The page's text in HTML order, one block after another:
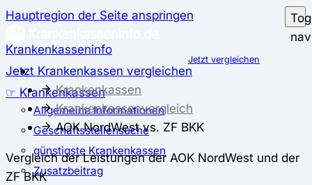
Hauptregion der Seite anspringen
Krankenkasseninfo
Jetzt Krankenkassen vergleichen
☞ Krankenkassen
Allgemeine Informationen
Geschäftsstellensuche
günstigste Krankenkassen
Zusatzbeitrag
Jetzt vergleichen
Krankenkassen
Krankenkassenvergleich
AOK NordWest vs. ZF BKK
Vergleich der Leistungen der AOK NordWest und der
ZF BKK